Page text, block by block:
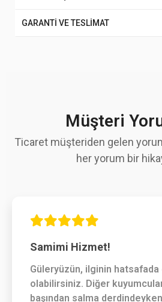
GARANTİ VE TESLİMAT
Müşteri
Ticaret müşteriden gelen
her yorum bir
Samimi Hizmet!
Güleryüzün, ilginin hatsafada
olabilirsiniz. Diğer kuyumcular
başından salma